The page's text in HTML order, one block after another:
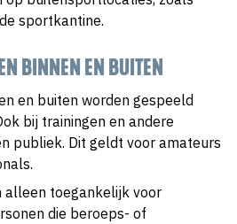
sportkantine.
BINNEN EN BUITEN
en buiten worden gespeeld
bij trainingen en andere
publiek. Dit geldt voor amateurs
alleen toegankelijk voor
die beroeps- of